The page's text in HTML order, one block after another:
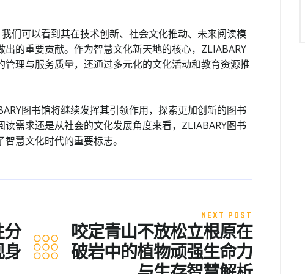
们可以看到其在技术创新、社会文化推动、未来阅读模
的重要贡献。作为智慧文化新天地的核心，ZLIABARY
理与服务质量，还通过多元化的文化活动和教育资源推
图书馆将继续发挥其引领作用，探索更加创新的图书
需求还是从社会的文化发展角度来看，ZLIABARY图书
慧文化时代的重要标志。
分
身
NEXT POST
咬定青山不放松立根原在
破岩中的植物顽强生命力